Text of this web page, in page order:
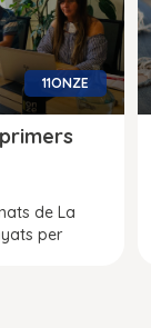
11ONZE
de La
per